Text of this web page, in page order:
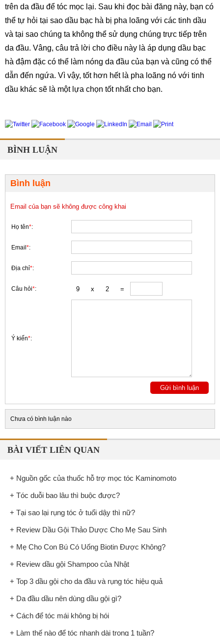
trên da đầu để tóc mọc lại. Sau khi đọc bài đăng này, bạn có
thể tự hỏi tại sao dầu bạc hà bị pha loãng với các tinh dầu
và tại sao chúng ta không thể sử dụng chúng trực tiếp trên
da đầu. Vâng, câu trả lời cho điều này là áp dụng dầu bạc
hà đậm đặc có thể làm nóng da đầu của bạn và cũng có thể
dẫn đến ngứa. Vì vậy, tốt hơn hết là pha loãng nó với tinh
dầu khác sẽ là một lựa chọn tốt nhất cho bạn.
BÌNH LUẬN
Bình luận
Email của bạn sẽ không được công khai
Họ tên*:
Email *:
Địa chỉ*:
Câu hỏi*:
Ý kiến*:
Chưa có bình luận nào
BÀI VIẾT LIÊN QUAN
+ Nguồn gốc của thuốc hỗ trợ mọc tóc Kaminomoto
+ Tóc duỗi bao lâu thì buộc được?
+ Tại sao lại rụng tóc ở tuổi dậy thì nữ?
+ Review Dầu Gội Thảo Dược Cho Mẹ Sau Sinh
+ Mẹ Cho Con Bú Có Uống Biotin Được Không?
+ Review dầu gội Shampoo của Nhật
+ Top 3 dầu gội cho da đầu và rụng tóc hiệu quả
+ Da đầu dầu nên dùng dầu gội gì?
+ Cách để tóc mái không bị hói
+ Làm thế nào để tóc nhanh dài trong 1 tuần?